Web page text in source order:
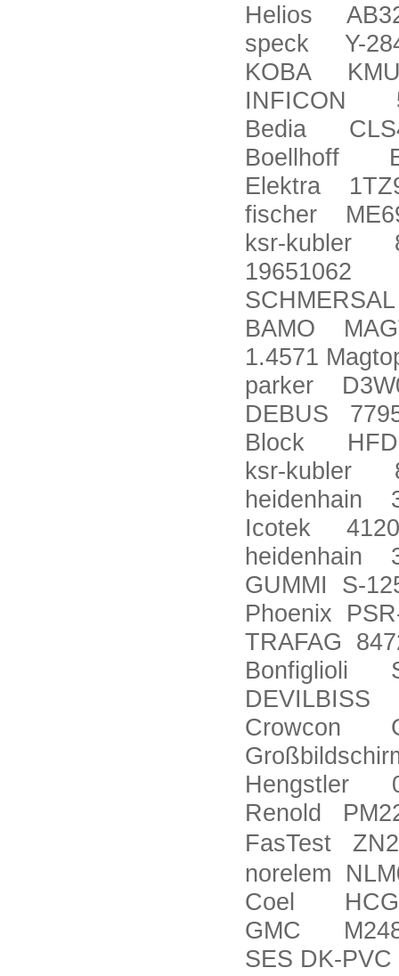
Helios
speck Y-
KOBA KMU
INFICON
Bedia
Boellhoff
Elektra
fischer
ksr-kubler
19651062
BAMO
1.4571
parker
DEBUS
Block HFD
ksr-kubler
heidenhain
Icotek
heidenhain
GUMMI S-
Phoenix
TRAFAG
Bonfiglioli
DEVILBISS
Crowcon
Hengstler 0
Renold
FasTest
norelem
Coel
GMC
SES DK-PVC